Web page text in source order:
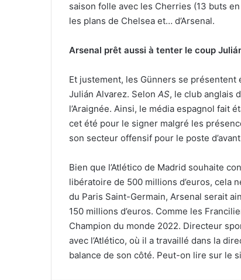
saison folle avec les Cherries (13 buts
les plans de Chelsea et… d’Arsenal.
Arsenal prêt aussi à tenter le coup
Et justement, les Günners se
Julián Alvarez. Selon AS, le club anglais
l’Araignée. Ainsi, le média espagnol fait
cet été pour le signer malgré les
son secteur offensif pour le poste
Bien que l’Atlético de Madrid souhaite
libératoire de 500 millions d’euros, cela
du Paris Saint-Germain, Arsenal serait
150 millions d’euros. Comme les
Champion du monde 2022. Directeur
avec l’Atlético, où il a travaillé dans la
balance de son côté. Peut-on lire sur le